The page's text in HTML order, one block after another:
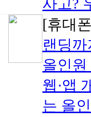
사고?
[휴대
랜딩
올인
웹·앱
는 올